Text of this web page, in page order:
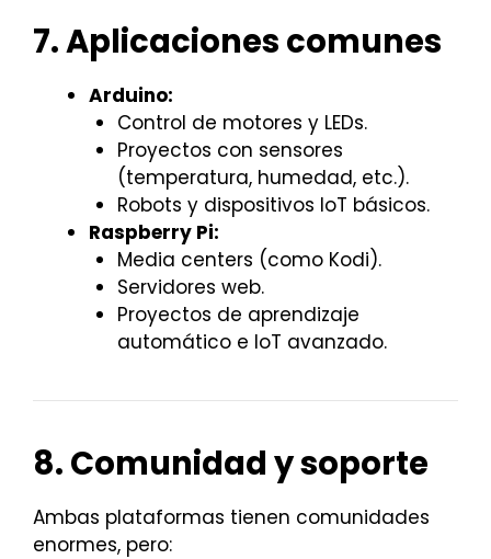
7. Aplicaciones comunes
Arduino:
Control de motores y LEDs.
Proyectos con sensores
(temperatura, humedad, etc.).
Robots y dispositivos IoT básicos.
Raspberry Pi:
Media centers (como Kodi).
Servidores web.
Proyectos de aprendizaje
automático e IoT avanzado.
8. Comunidad y soporte
Ambas plataformas tienen comunidades
enormes, pero: